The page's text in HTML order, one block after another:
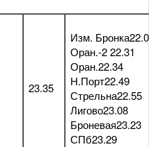
23.35
Изм.
Оран.-2 22.31
Оран.22.34
Н.Порт22.49
Стрельна22.55
Лигово23.08
Броневая23.23
СПб23.29